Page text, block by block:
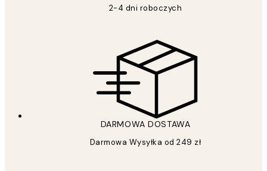
2-4 dni roboczych
DARMOWA DOSTAWA
Darmowa Wysyłka od 249 zł